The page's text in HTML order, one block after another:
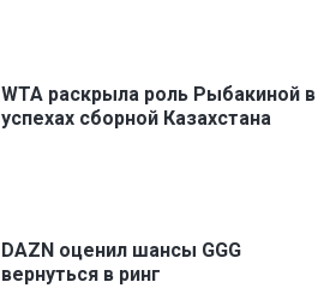
WTA раскрыла роль Рыбакиной в
успехах сборной Казахстана
DAZN оценил шансы GGG
вернуться в ринг